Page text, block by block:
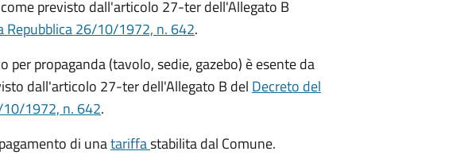
previsto dall'articolo 27-ter dell'Allegato B
Repubblica 26/10/1972, n. 642.
per propaganda (tavolo, sedie, gazebo) è esente da
dall'articolo 27-ter dell'Allegato B del Decreto del
1972, n. 642.
di unatariffastabilita dal Comune.